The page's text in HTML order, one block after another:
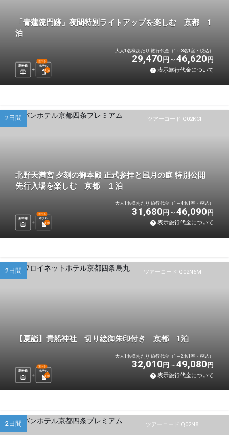
「青蓮院門跡」夜間特別ライトアップを楽しむ 京都 1
泊
新幹線 ホテル
選べる
1 泊
大人1名様あたり 旅行代金（1～3名1室・税込）
29,470 円 46,620 円
表示旅行代金について
ツアーコード Q02KCI
2日間
北野天満宮 夕刻の御本殿 正式参拝と風月の庭 特別公開
先行入場を楽しむ 京都 １泊
新幹線 ホテル
選べる
1 泊
大人1名様あたり 旅行代金（1～4名1室・税込）
31,680 円 46,090 円
表示旅行代金について
ツアーコード Q02N6M
2日間
【夏詣】貴船神社 切り絵御朱印付き 京都 1泊
新幹線 ホテル
選べる
1 泊
大人1名様あたり 旅行代金（1～2名1室・税込）
32,010 円 49,080 円
表示旅行代金について
ツアーコード Q02N8L
2日間